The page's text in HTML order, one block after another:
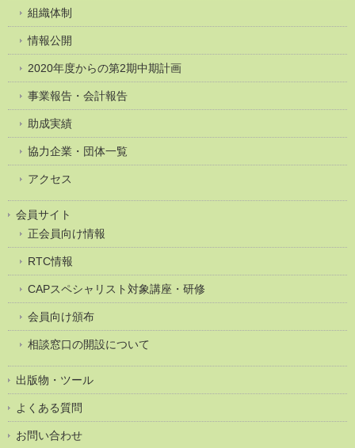
組織体制
情報公開
2020年度からの第2期中期計画
事業報告・会計報告
助成実績
協力企業・団体一覧
アクセス
会員サイト
正会員向け情報
RTC情報
CAPスペシャリスト対象講座・研修
会員向け頒布
相談窓口の開設について
出版物・ツール
よくある質問
お問い合わせ